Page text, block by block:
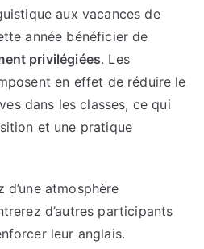
aux vacances de
année bénéficier de
privilégiées. Les
en effet de réduire le
dans les classes, ce qui
et une pratique
atmosphère
d’autres participants
leur anglais.